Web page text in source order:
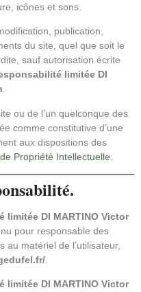
icônes et sons.
publication,
du site, quel que soit le
sauf autorisation écrite
limitée DI
.
ou de l’un quelconque des
comme constitutive d’une
aux dispositions des
Propriété Intellectuelle
limitée DI MARTINO Victor
pour responsable des
matériel de l’utilisateur,
limitée DI MARTINO Victor